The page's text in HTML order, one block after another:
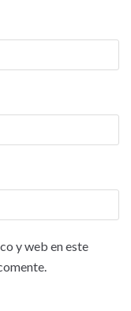
y web en este